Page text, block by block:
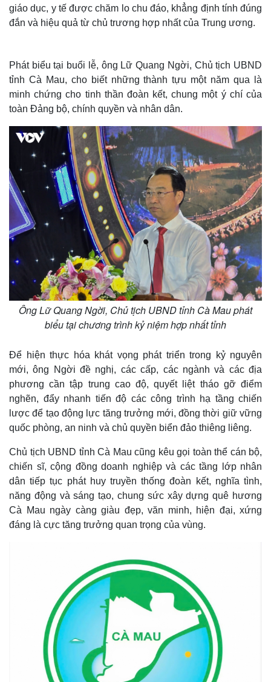
Thế giới
Quan sát
Cuộc sống đó đây
Hồ sơ
Multimedia
Video
Ảnh
E-Magazine
Infographic
giáo dục, y tế được chăm lo chu đáo, khẳng định tính đúng
đắn và hiệu quả từ chủ trương hợp nhất của Trung ương.
Phát biểu tại buổi lễ, ông Lữ Quang Ngời, Chủ tịch UBND
tỉnh Cà Mau, cho biết những thành tựu một năm qua là
minh chứng cho tinh thần đoàn kết, chung một ý chí của
toàn Đảng bộ, chính quyền và nhân dân.
Ông Lữ Quang Ngời, Chủ tịch UBND tỉnh Cà Mau phát
biểu tại chương trình kỷ niệm hợp nhất tỉnh
Để hiện thực hóa khát vọng phát triển trong kỷ nguyên
mới, ông Ngời đề nghị, các cấp, các ngành và các địa
phương cần tập trung cao độ, quyết liệt tháo gỡ điểm
nghẽn, đẩy nhanh tiến độ các công trình hạ tầng chiến
lược để tạo động lực tăng trưởng mới, đồng thời giữ vững
quốc phòng, an ninh và chủ quyền biển đảo thiêng liêng.
Chủ tịch UBND tỉnh Cà Mau cũng kêu gọi toàn thể cán bộ,
chiến sĩ, cộng đồng doanh nghiệp và các tầng lớp nhân
dân tiếp tục phát huy truyền thống đoàn kết, nghĩa tình,
năng động và sáng tạo, chung sức xây dựng quê hương
Cà Mau ngày càng giàu đẹp, văn minh, hiện đại, xứng
đáng là cực tăng trưởng quan trọng của vùng.